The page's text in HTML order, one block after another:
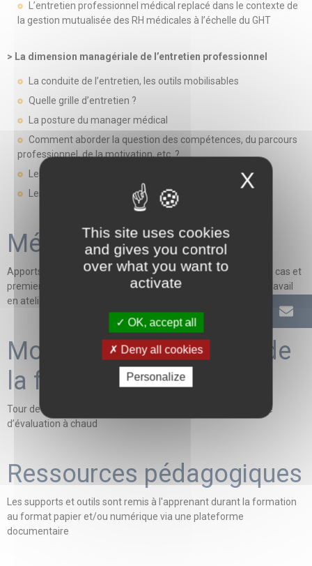
L’entretien professionnel médical replacé dans le contexte de
la gestion mutualisée des RH médicales à l’échelle du GHT
> La dimension managériale de l’entretien professionnel
La conduite de l’entretien, les outils mobilisables
Quelle grille d’entretien ?
La posture du manager médical
Comment aborder la question des compétences, du parcours
professionnel, de la motivation, etc. ?
Les suites de l’entretien
Les pièges à éviter
Méthodes mobilisées
Apports théoriques, réglementaires, conceptuels - Études de cas et
premiers retours d’expérience - Apports méthodologiques, travail
en ateliers - Présentation de trame
Modalités d'évaluation de
la formation
Tour de table en début et en fin de formation - Questionnaire
d’évaluation à chaud
Ressources pédagogiques
Les supports et outils sont remis à l'apprenant durant la formation
au format papier et/ou numérique via une plateforme
documentaire
X
This site uses cookies
and gives you control
over what you want to
activate
OK, accept all
Deny all cookies
Personalize